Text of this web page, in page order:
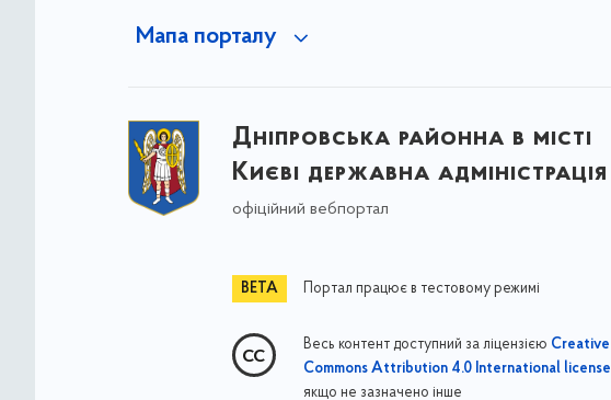
Мапа порталу
Дніпровська районна в місті
Києві державна адміністрація
офіційний вебпортал
Портал працює в тестовому режимі
Весь контент доступний за ліцензією Creative
Commons Attribution 4.0 International license
якщо не зазначено інше